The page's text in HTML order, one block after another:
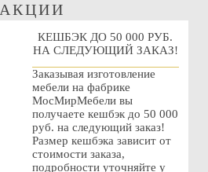
АКЦИИ
КЕШБЭК ДО 50 000 РУБ.
НА СЛЕДУЮЩИЙ ЗАКАЗ!
Заказывая изготовление
мебели на фабрике
МосМирМебели вы
получаете кешбэк до 50 000
руб. на следующий заказ!
Размер кешбэка зависит от
стоимости заказа,
подробности уточняйте у